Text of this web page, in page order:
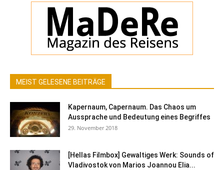
MEIST GELESENE BEITRÄGE
Kapernaum, Capernaum. Das Chaos um
Aussprache und Bedeutung eines Begriffes
29. November 2018
[Hellas Filmbox] Gewaltiges Werk: Sounds of
Vladivostok von Marios Joannou Elia...